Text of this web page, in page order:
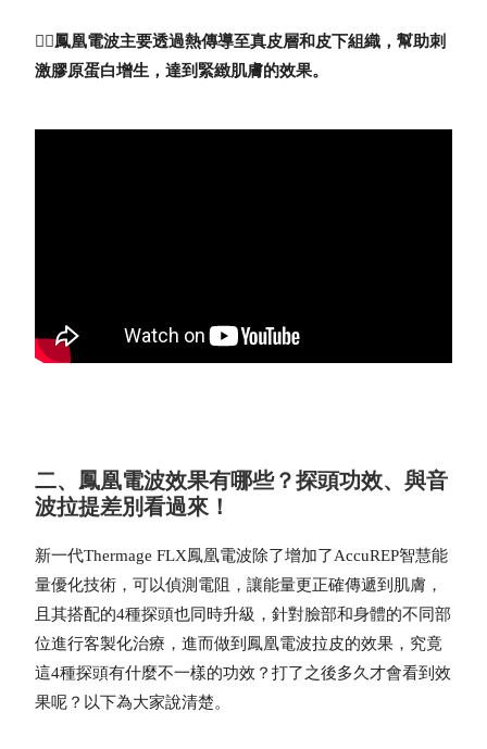
👉🏻鳳凰電波主要透過熱傳導至真皮層和皮下組織，幫助刺
激膠原蛋白增生，達到緊緻肌膚的效果。
二、鳳凰電波效果有哪些？探頭功效、與音
波拉提差別看過來！
新一代Thermage FLX鳳凰電波除了增加了AccuREP智慧能
量優化技術，可以偵測電阻，讓能量更正確傳遞到肌膚，
且其搭配的4種探頭也同時升級，針對臉部和身體的不同部
位進行客製化治療，進而做到鳳凰電波拉皮的效果，究竟
這4種探頭有什麼不一樣的功效？打了之後多久才會看到效
果呢？以下為大家說清楚。